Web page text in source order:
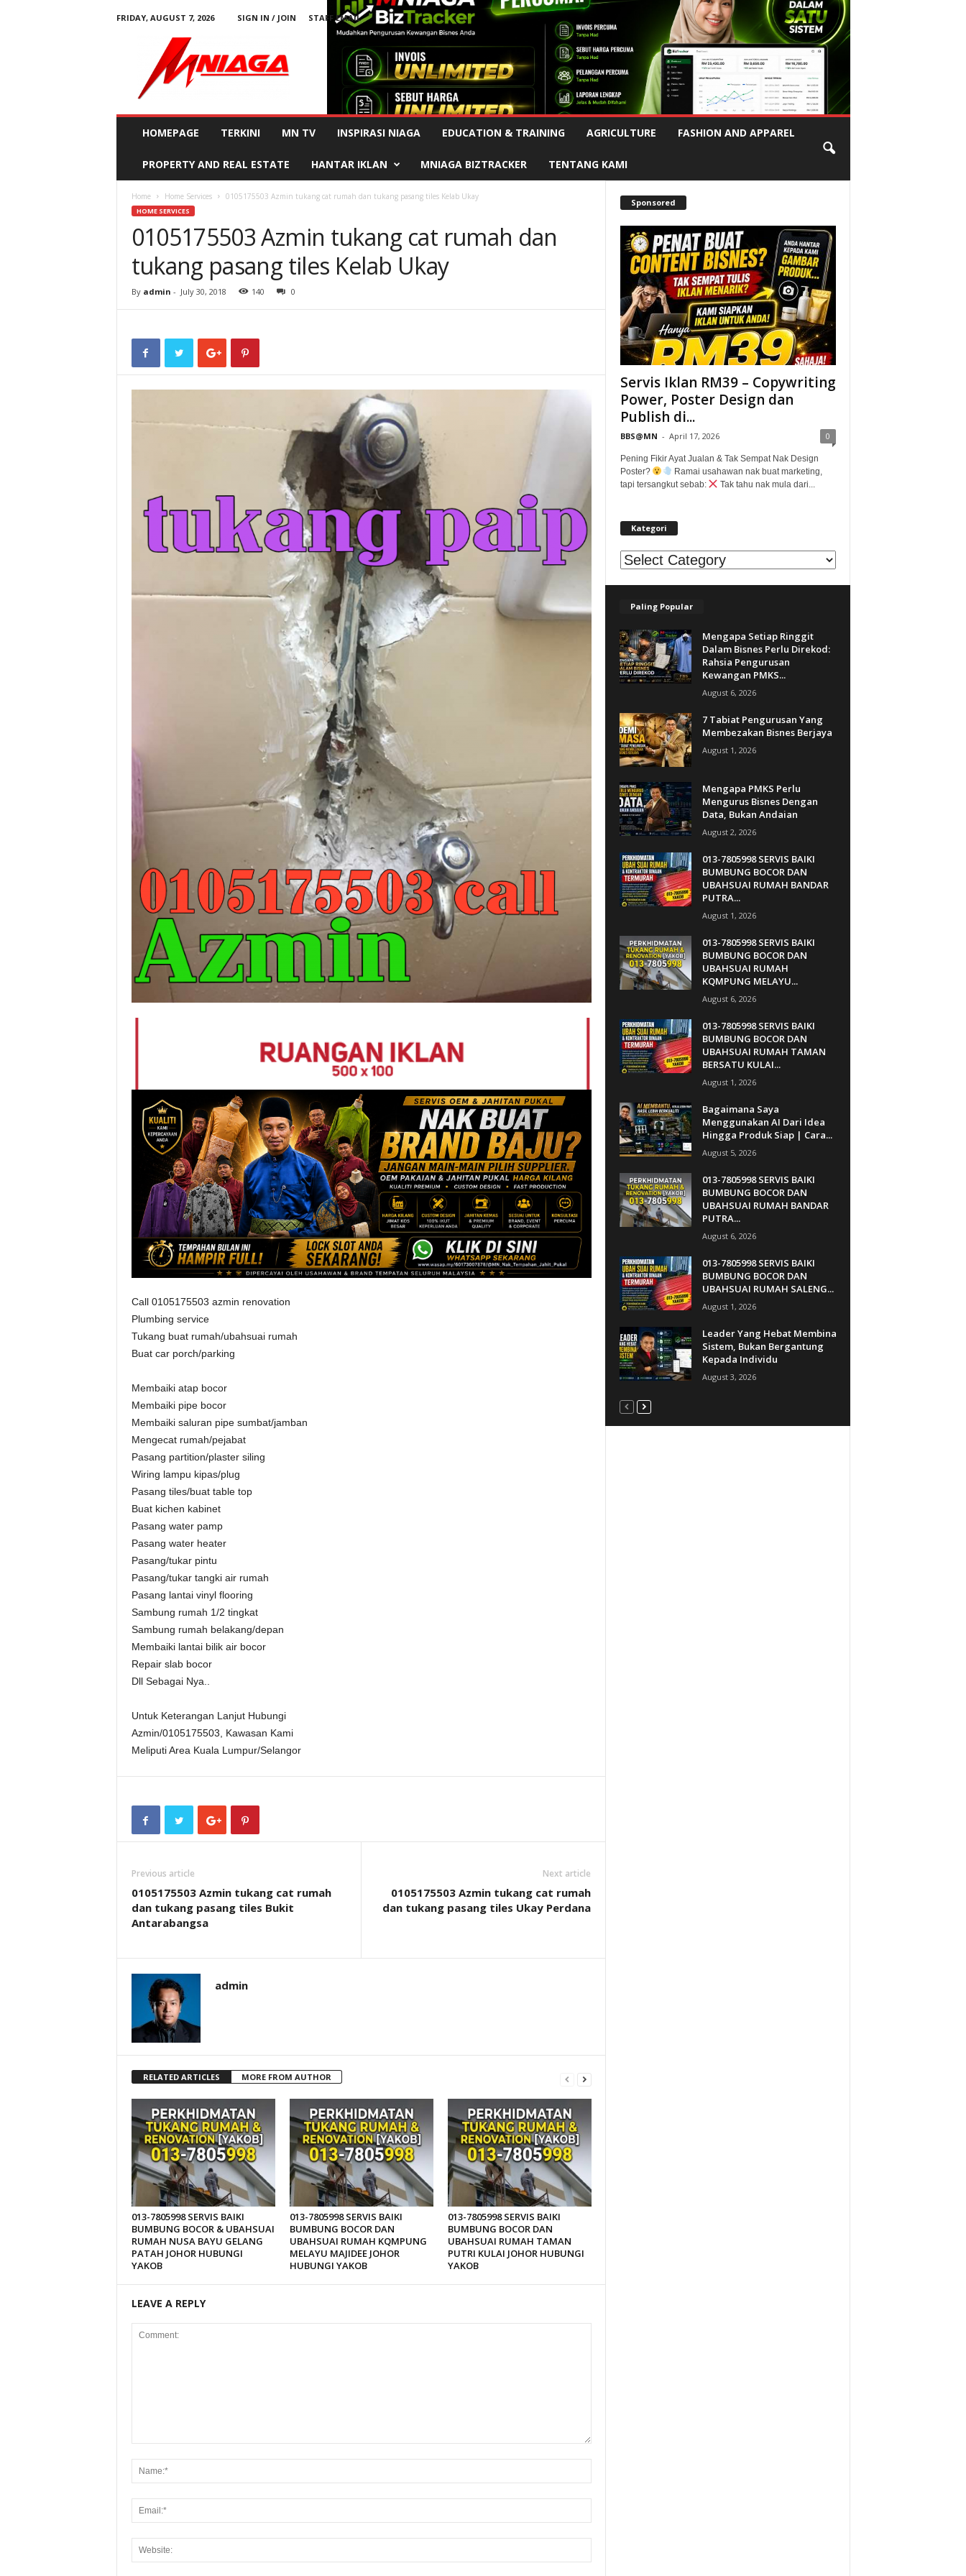
FRIDAY, AUGUST 7, 2026 SIGN IN / JOIN STAFF EMAIL
Advertisement
HOMEPAGE TERKINI MN TV INSPIRASI NIAGA EDUCATION & TRAINING AGRICULTURE FASHION AND APPAREL
PROPERTY AND REAL ESTATE HANTAR IKLAN MNIAGA BIZTRACKER TENTANG KAMI
Home Home Services 0105175503 Azmin tukang cat rumah dan tukang pasang tiles Kelab Ukay
HOME SERVICES
0105175503 Azmin tukang cat rumah dan
tukang pasang tiles Kelab Ukay
By admin - July 30, 2018 140 0
Call 0105175503 azmin renovation
Plumbing service
Tukang buat rumah/ubahsuai rumah
Buat car porch/parking
Membaiki atap bocor
Membaiki pipe bocor
Membaiki saluran pipe sumbat/jamban
Mengecat rumah/pejabat
Pasang partition/plaster siling
Wiring lampu kipas/plug
Pasang tiles/buat table top
Buat kichen kabinet
Pasang water pamp
Pasang water heater
Pasang/tukar pintu
Pasang/tukar tangki air rumah
Pasang lantai vinyl flooring
Sambung rumah 1/2 tingkat
Sambung rumah belakang/depan
Membaiki lantai bilik air bocor
Repair slab bocor
Dll Sebagai Nya..
Untuk Keterangan Lanjut Hubungi
Azmin/0105175503, Kawasan Kami
Meliputi Area Kuala Lumpur/Selangor
Previous article
0105175503 Azmin tukang cat rumah
dan tukang pasang tiles Bukit
Antarabangsa
Next article
0105175503 Azmin tukang cat rumah
dan tukang pasang tiles Ukay Perdana
admin
RELATED ARTICLES MORE FROM AUTHOR
013-7805998 SERVIS BAIKI
BUMBUNG BOCOR & UBAHSUAI
RUMAH NUSA BAYU GELANG
PATAH JOHOR HUBUNGI
YAKOB
013-7805998 SERVIS BAIKI
BUMBUNG BOCOR DAN
UBAHSUAI RUMAH KQMPUNG
MELAYU MAJIDEE JOHOR
HUBUNGI YAKOB
013-7805998 SERVIS BAIKI
BUMBUNG BOCOR DAN
UBAHSUAI RUMAH TAMAN
PUTRI KULAI JOHOR HUBUNGI
YAKOB
LEAVE A REPLY
Sponsored
Servis Iklan RM39 – Copywriting
Power, Poster Design dan
Publish di...
BBS@MN - April 17, 2026 0
Pening Fikir Ayat Jualan & Tak Sempat Nak Design
Poster?
Ramai usahawan nak buat marketing,
tapi tersangkut sebab:
Tak tahu nak mula dari...
Kategori
Kategori
Paling Popular
Mengapa Setiap Ringgit
Dalam Bisnes Perlu Direkod:
Rahsia Pengurusan
Kewangan PMKS...
August 6, 2026
7 Tabiat Pengurusan Yang
Membezakan Bisnes Berjaya
August 1, 2026
Mengapa PMKS Perlu
Mengurus Bisnes Dengan
Data, Bukan Andaian
August 2, 2026
013-7805998 SERVIS BAIKI
BUMBUNG BOCOR DAN
UBAHSUAI RUMAH BANDAR
PUTRA...
August 1, 2026
013-7805998 SERVIS BAIKI
BUMBUNG BOCOR DAN
UBAHSUAI RUMAH
KQMPUNG MELAYU...
August 6, 2026
013-7805998 SERVIS BAIKI
BUMBUNG BOCOR DAN
UBAHSUAI RUMAH TAMAN
BERSATU KULAI...
August 1, 2026
Bagaimana Saya
Menggunakan AI Dari Idea
Hingga Produk Siap | Cara...
August 5, 2026
013-7805998 SERVIS BAIKI
BUMBUNG BOCOR DAN
UBAHSUAI RUMAH BANDAR
PUTRA...
August 6, 2026
013-7805998 SERVIS BAIKI
BUMBUNG BOCOR DAN
UBAHSUAI RUMAH SALENG...
August 1, 2026
Leader Yang Hebat Membina
Sistem, Bukan Bergantung
Kepada Individu
August 3, 2026